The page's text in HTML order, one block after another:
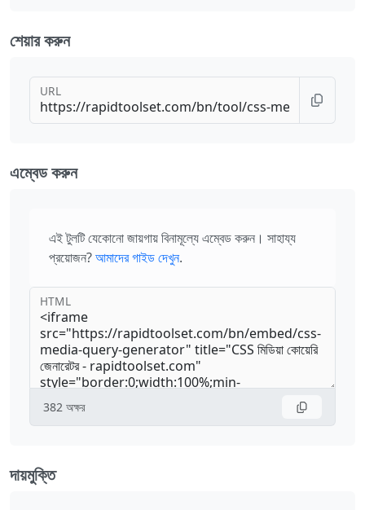
শেয়ার করুন
URL
এম্বেড করুন
এই টুলটি যেকোনো জায়গায় বিনামূল্যে এম্বেড করুন। সাহায্য
প্রয়োজন?আমাদের গাইড দেখুন.
HTML
382 অক্ষর
দায়মুক্তি